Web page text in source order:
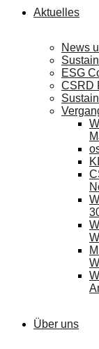
Aktuelles
News
ESG
CSRD
Über uns